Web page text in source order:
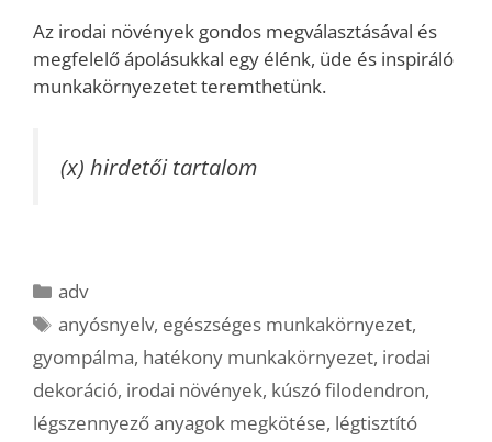
Az irodai növények gondos megválasztásával és
megfelelő ápolásukkal egy élénk, üde és inspiráló
munkakörnyezetet teremthetünk.
(x) hirdetői tartalom
Kategória
adv
Címkék
anyósnyelv, egészséges munkakörnyezet,
gyompálma, hatékony munkakörnyezet, irodai
dekoráció, irodai növények, kúszó filodendron,
légszennyező anyagok megkötése, légtisztító